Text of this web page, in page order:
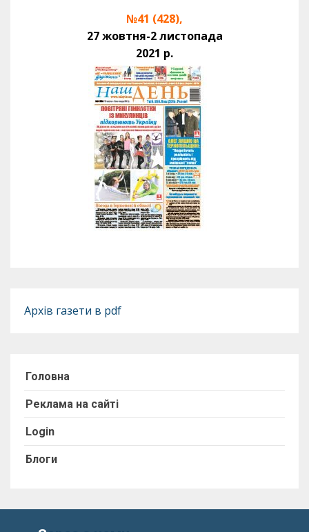
№41 (428),
27 жовтня-2 листопада
2021 р.
Архів газети в pdf
Головна
Реклама на сайті
Login
Блоги